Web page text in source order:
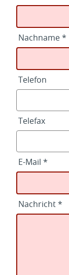
Nachname *
Telefon
Telefax
E-Mail *
Nachricht *